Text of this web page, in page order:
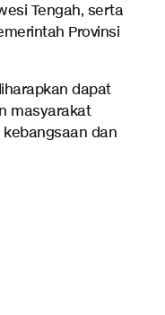
Tengah, serta
Provinsi
dapat
masyarakat
dan